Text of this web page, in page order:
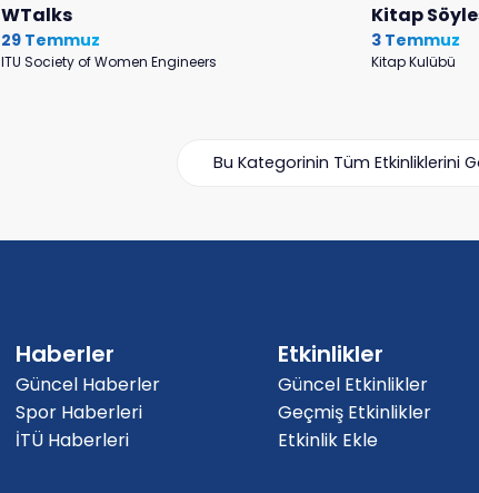
WTalks
29 Temmuz
ITU Society of Women Engineers
Kitap
3 Temmuz
Kitap Kulübü
Bu Kategorinin Tüm Etkinliklerini
Haberler
Güncel Haberler
Spor Haberleri
İTÜ Haberleri
Etkinlikler
Güncel Etkinlikler
Geçmiş Etkinlikler
Etkinlik Ekle